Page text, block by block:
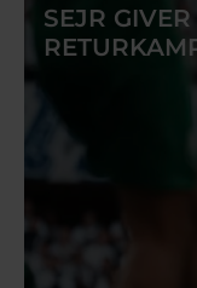
SEJR